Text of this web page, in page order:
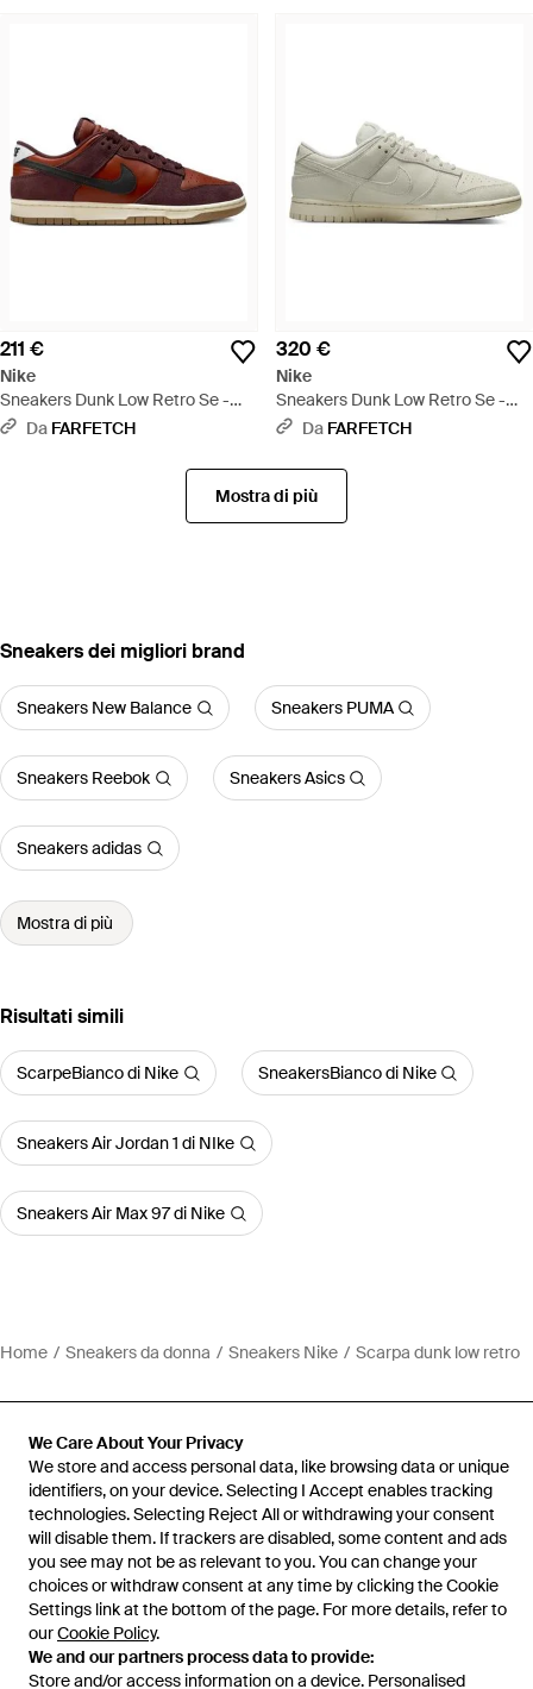
We Care About Your Privacy
We store and access personal data, like browsing data or unique
identifiers, on your device. Selecting I Accept enables tracking
technologies. Selecting Reject All or withdrawing your consent
will disable them. If trackers are disabled, some content and ads
you see may not be as relevant to you. You can change your
choices or withdraw consent at any time by clicking the Cookie
Settings link at the bottom of the page. For more details, refer to
ourCookie Policy.
We and our partners process data to provide:
Store and/or access information on a device. Personalised
211 €
Nike
Sneakers Dunk Low Retro Se -
Marrone
Da FARFETCH
320 €
Nike
Sneakers Dunk Low Retro Se -
Bianco
Da FARFETCH
Mostra di più
‪Sneakers‬ dei migliori brand
Sneakers New Balance Sneakers PUMA
Sneakers Reebok Sneakers Asics
Sneakers adidas
Mostra di più
Risultati simili
ScarpeBianco di Nike SneakersBianco di Nike
Sneakers Air Jordan 1 di NIke
Sneakers Air Max 97 di Nike
Home Sneakers da donna Sneakers Nike Scarpa dunk low retro
Assistenza e info